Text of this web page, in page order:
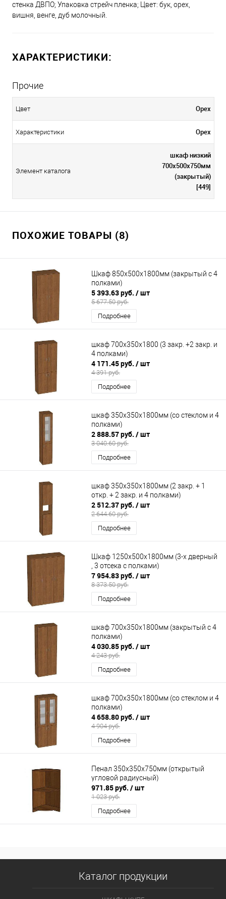
стенка ДВПО; Упаковка стрейч пленка; Цвет: бук, орех,
вишня, венге, дуб молочный.
ХАРАКТЕРИСТИКИ:
Прочие
Цвет Орех
Характеристики Орех
Элемент каталога
шкаф низкий
700х500х750мм
(закрытый)
[449]
ПОХОЖИЕ ТОВАРЫ (8)
Шкаф 850х500х1800мм (закрытый с 4
полками)
5 393.63 руб. / шт
5 677.50 руб.
Подробнее
шкаф 700х350х1800 (3 закр. +2 закр. и
4 полками)
4 171.45 руб. / шт
4 391 руб.
Подробнее
шкаф 350х350х1800мм (со стеклом и 4
полками)
2 888.57 руб. / шт
3 040.60 руб.
Подробнее
шкаф 350х350х1800мм (2 закр. + 1
откр. + 2 закр. и 4 полками)
2 512.37 руб. / шт
2 644.60 руб.
Подробнее
Шкаф 1250х500х1800мм (3-х дверный
, 3 отсека с полками)
7 954.83 руб. / шт
8 373.50 руб.
Подробнее
шкаф 700х350х1800мм (закрытый с 4
полками)
4 030.85 руб. / шт
4 243 руб.
Подробнее
шкаф 700х350х1800мм (со стеклом и 4
полками)
4 658.80 руб. / шт
4 904 руб.
Подробнее
Пенал 350х350х750мм (открытый
угловой радиусный)
971.85 руб. / шт
1 023 руб.
Подробнее
Каталог продукции